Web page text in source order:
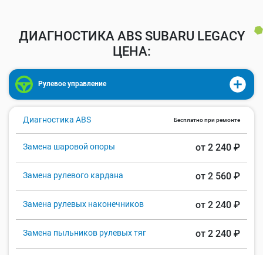
ДИАГНОСТИКА ABS SUBARU LEGACY
ЦЕНА:
Рулевое управление
Диагностика ABS Бесплатно при ремонте
Замена шаровой опоры от 2 240 ₽
Замена рулевого кардана от 2 560 ₽
Замена рулевых наконечников от 2 240 ₽
Замена пыльников рулевых тяг от 2 240 ₽